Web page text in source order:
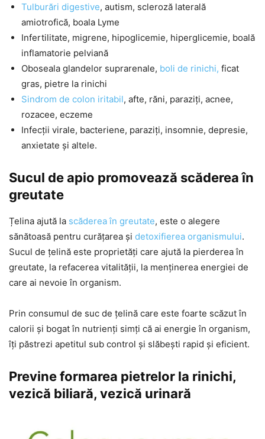
Tulburări digestive, autism, scleroză laterală
amiotrofică, boala Lyme
Infertilitate, migrene, hipoglicemie, hiperglicemie, boală
inflamatorie pelviană
Oboseala glandelor suprarenale, boli de rinichi, ficat
gras, pietre la rinichi
Sindrom de colon iritabil, afte, răni, paraziți, acnee,
rozacee, eczeme
Infecții virale, bacteriene, paraziți, insomnie, depresie,
anxietate și altele.
Sucul de apio promovează scăderea în
greutate
Țelina ajută la scăderea în greutate, este o alegere
sănătoasă pentru curățarea și detoxifierea organismului.
Sucul de țelină este proprietăți care ajută la pierderea în
greutate, la refacerea vitalității, la menținerea energiei de
care ai nevoie în organism.
Prin consumul de suc de țelină care este foarte scăzut în
calorii și bogat în nutrienți simți că ai energie în organism,
îți păstrezi apetitul sub control și slăbești rapid și eficient.
Previne formarea pietrelor la rinichi,
vezică biliară, vezică urinară